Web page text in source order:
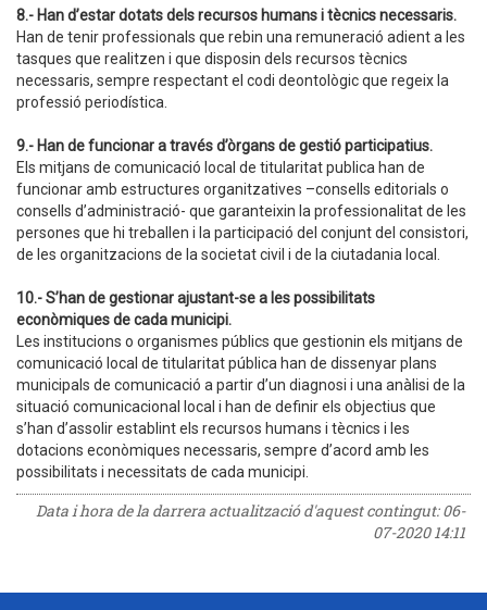
8.- Han d’estar dotats dels recursos humans i tècnics necessaris.
Han de tenir professionals que rebin una remuneració adient a les
tasques que realitzen i que disposin dels recursos tècnics
necessaris, sempre respectant el codi deontològic que regeix la
professió periodística.
9.- Han de funcionar a través d’òrgans de gestió participatius.
Els mitjans de comunicació local de titularitat publica han de
funcionar amb estructures organitzatives –consells editorials o
consells d’administració- que garanteixin la professionalitat de les
persones que hi treballen i la participació del conjunt del consistori,
de les organitzacions de la societat civil i de la ciutadania local.
10.- S’han de gestionar ajustant-se a les possibilitats
econòmiques de cada municipi.
Les institucions o organismes públics que gestionin els mitjans de
comunicació local de titularitat pública han de dissenyar plans
municipals de comunicació a partir d’un diagnosi i una anàlisi de la
situació comunicacional local i han de definir els objectius que
s’han d’assolir establint els recursos humans i tècnics i les
dotacions econòmiques necessaris, sempre d’acord amb les
possibilitats i necessitats de cada municipi.
Data i hora de la darrera actualització d'aquest contingut:06-
07-2020 14:11